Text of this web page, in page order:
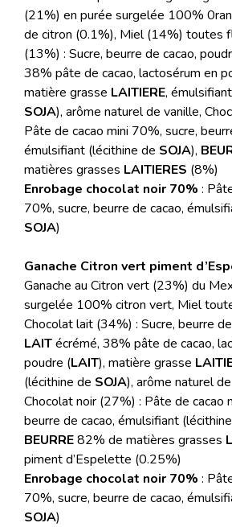
(21%) en purée surgelée 100%
de citron (0.1%), Miel (14%) toutes
(13%) : Sucre, beurre de cacao,
38% pâte de cacao, lactosérum en
matière grasse LAITIERE,
SOJA), arôme naturel de vanille,
Pâte de cacao mini 70%, sucre,
émulsifiant (lécithine de SOJA),
matières grasses LAITIERES (8%)
Enrobage chocolat noir 70% :
70%, sucre, beurre de cacao,
SOJA)
Ganache Citron vert piment
Ganache au Citron vert (23%) du
surgelée 100% citron vert, Miel
Chocolat lait (34%) : Sucre, beurre
LAITécrémé, 38% pâte de cacao,
poudre (LAIT), matière grasse
(lécithine de SOJA), arôme naturel
Chocolat noir (27%) : Pâte de cacao
beurre de cacao, émulsifiant
BEURRE82% de matières grasses
piment d’Espelette (0.25%)
Enrobage chocolat noir 70% :
70%, sucre, beurre de cacao,
SOJA)